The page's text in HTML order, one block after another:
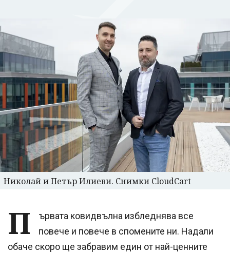
Николай и Петър Илиеви. Снимки CloudCart
П
ървата ковидвълна избледнява все
повече и повече в спомените ни. Надали
обаче скоро ще забравим един от най-ценните